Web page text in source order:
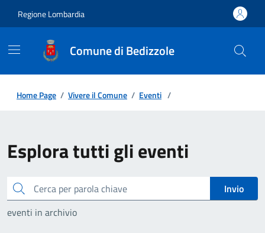
Regione Lombardia
Comune di Bedizzole
Home Page / Vivere il Comune / Eventi /
Esplora tutti gli eventi
Cerca
Invio
eventi in archivio